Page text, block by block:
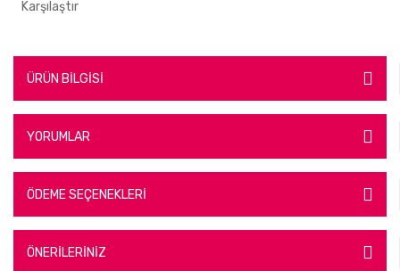
Karşılaştır
ÜRÜN BİLGİSİ
YORUMLAR
ÖDEME SEÇENEKLERİ
ÖNERİLERİNİZ